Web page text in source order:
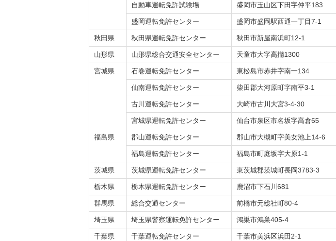
自動車運転免許試験場 盛岡市玉山区下田字仲平183
盛岡運転免許センター 盛岡市盛岡駅西通一丁目7-1
秋田県 秋田県運転免許センター 秋田市新屋南浜町12-1
山形県 山形県総合交通安全センター 天童市大字高擶1300
宮城県 石巻運転免許センター 東松島市赤井字南一134
仙南運転免許センター 柴田郡大河原町字南平3-1
古川運転免許センター 大崎市古川大宮3-4-30
宮城県運転免許センター 仙台市泉区市名坂字高倉65
福島県 郡山運転免許センター 郡山市大槻町字美女池上14-6
福島運転免許センター 福島市町庭坂字大原1-1
茨城県 茨城県運転免許センター 東茨城郡茨城町長岡3783-3
栃木県 栃木県運転免許センター 鹿沼市下石川681
群馬県 総合交通センター 前橋市元総社町80-4
埼玉県 埼玉県警察運転免許センター 鴻巣市鴻巣405-4
千葉県 千葉運転免許センター 千葉市美浜区浜田2-1